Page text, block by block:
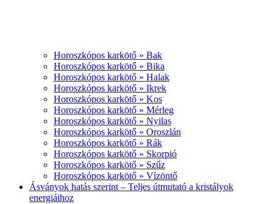
Horoszkópos karkötő » Bak
Horoszkópos karkötő » Bika
Horoszkópos karkötő » Halak
Horoszkópos karkötő » Ikrek
Horoszkópos karkötő » Kos
Horoszkópos karkötő » Mérleg
Horoszkópos karkötő » Nyilas
Horoszkópos karkötő » Oroszlán
Horoszkópos karkötő » Rák
Horoszkópos karkötő » Skorpió
Horoszkópos karkötő » Szűz
Horoszkópos karkötő » Vízöntő
Ásványok hatás szerint – Teljes útmutató a kristályok
energiáihoz